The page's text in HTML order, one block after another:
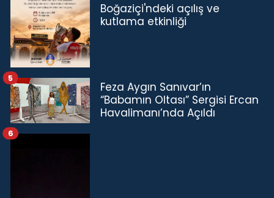
Boğaziçi'ndeki açılış ve
kutlama etkinliği
Feza Aygın Sanıvar’ın
“Babamın Oltası” Sergisi Ercan
Havalimanı’nda Açıldı
5
6